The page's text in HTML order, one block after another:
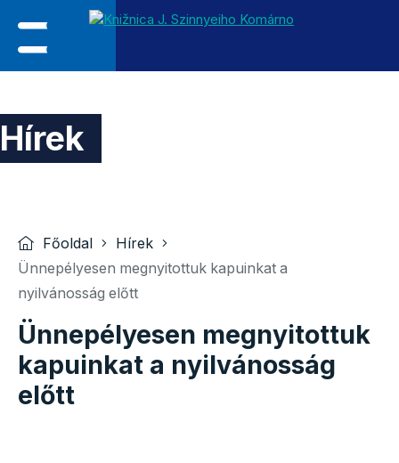
Hírek
Főoldal
Hírek
Ünnepélyesen megnyitottuk kapuinkat a
nyilvánosság előtt
Ünnepélyesen megnyitottuk
kapuinkat a nyilvánosság
előtt